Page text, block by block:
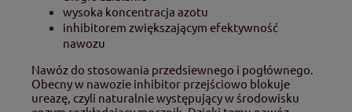
wysoka koncentracja azotu
inhibitorem zwiększającym efektywność
nawozu
Nawóz do stosowania przedsiewnego i pogłównego.
Obecny w nawozie inhibitor przejściowo blokuje
ureazę, czyli naturalnie występujący w środowisku